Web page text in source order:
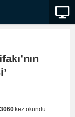
3060 kez okundu.